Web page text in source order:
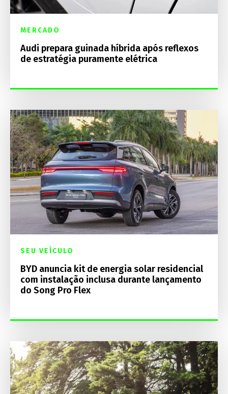
MERCADO
Audi prepara guinada híbrida após reflexos
de estratégia puramente elétrica
SEU VEÍCULO
BYD anuncia kit de energia solar residencial
com instalação inclusa durante lançamento
do Song Pro Flex